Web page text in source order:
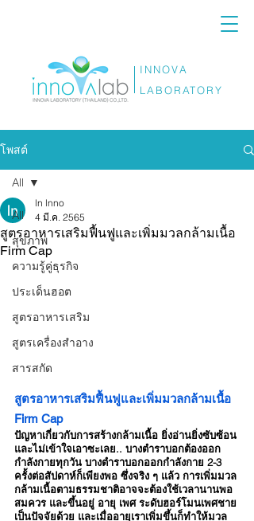
INNOVA
LABORATORY
โพสต์
All
สุขภาพ
ความรู้คู่ธุรกิจ
ประเด็นฮอต
สูตรอาหารเสริม
สูตรเครื่องสำอาง
สารสกัด
All
สูตรอาหารเสริมฟื้นฟูและเพิ่มมวลกล้ามเนื้อ
Firm Cap
ln lnno
4 มี.ค. 2565
สูตรอาหารเสริมฟื้นฟูและเพิ่มมวลกล้ามเนื้อ
Firm Cap
ปัญหาเกี่ยวกับการสร้างกล้ามเนื้อ ยิ่งอ่านยิ่งซับซ้อน
และไม่เข้าใจเอาซะเลย.. บางตำราบอกต้องออก
กำลังกายทุกวัน บางตำราบอกออกกำลังกาย 2-3
ครั้งต่อสัปดาห์ก็เพียงพอ ซึ่งจริง ๆ แล้ว การเพิ่มมวล
กล้ามเนื้อตามธรรมชาติอาจจะต้องใช้เวลานานพอ
สมควร และขึ้นอยู่ อายุ เพศ ระดับฮอร์โมนเพศชาย
เป็นปัจจัยด้วย และเมื่ออายุเราเพิ่มขึ้นก็ทำให้มวล